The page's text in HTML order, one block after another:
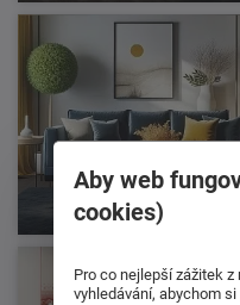
Obývací pokoje
Aby web
cookies)
Pro co nejlepší zážitek
vyhledávání, abychom